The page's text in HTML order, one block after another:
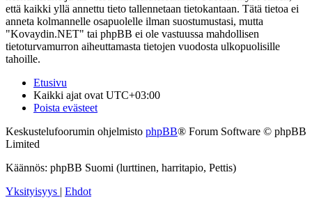
että kaikki yllä annettu tieto tallennetaan tietokantaan. Tätä tietoa ei
anneta kolmannelle osapuolelle ilman suostumustasi, mutta
"Kovaydin.NET" tai phpBB ei ole vastuussa mahdollisen
tietoturvamurron aiheuttamasta tietojen vuodosta ulkopuolisille
tahoille.
Etusivu
Kaikki ajat ovat UTC+03:00
Poista evästeet
Keskustelufoorumin ohjelmisto phpBB® Forum Software © phpBB
Limited
Käännös: phpBB Suomi (lurttinen, harritapio, Pettis)
Yksityisyys | Ehdot